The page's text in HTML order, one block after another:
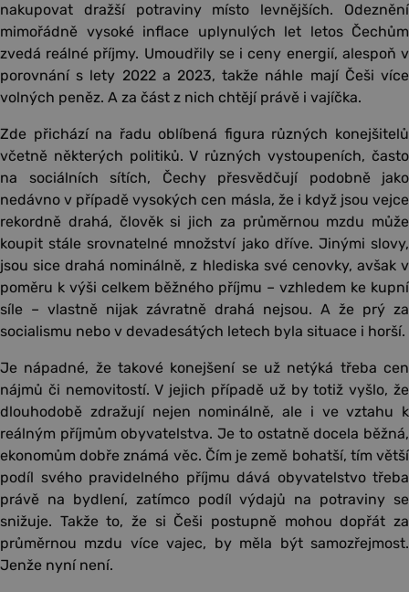
nakupovat dražší potraviny místo levnějších. Odeznění
mimořádně vysoké inflace uplynulých let letos Čechům
zvedá reálné příjmy. Umoudřily se i ceny energií, alespoň v
porovnání s lety 2022 a 2023, takže náhle mají Češi více
volných peněz. A za část z nich chtějí právě i vajíčka.
Zde přichází na řadu oblíbená figura různých konejšitelů
včetně některých politiků. V různých vystoupeních, často
na sociálních sítích, Čechy přesvědčují podobně jako
nedávno v případě vysokých cen másla, že i když jsou vejce
rekordně drahá, člověk si jich za průměrnou mzdu může
koupit stále srovnatelné množství jako dříve. Jinými slovy,
jsou sice drahá nominálně, z hlediska své cenovky, avšak v
poměru k výši celkem běžného příjmu – vzhledem ke kupní
síle – vlastně nijak závratně drahá nejsou. A že prý za
socialismu nebo v devadesátých letech byla situace i horší.
Je nápadné, že takové konejšení se už netýká třeba cen
nájmů či nemovitostí. V jejich případě už by totiž vyšlo, že
dlouhodobě zdražují nejen nominálně, ale i ve vztahu k
reálným příjmům obyvatelstva. Je to ostatně docela běžná,
ekonomům dobře známá věc. Čím je země bohatší, tím větší
podíl svého pravidelného příjmu dává obyvatelstvo třeba
právě na bydlení, zatímco podíl výdajů na potraviny se
snižuje. Takže to, že si Češi postupně mohou dopřát za
průměrnou mzdu více vajec, by měla být samozřejmost.
Jenže nyní není.